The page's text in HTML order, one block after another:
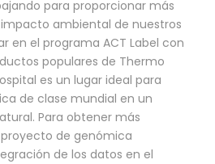
para proporcionar más
ambiental de nuestros
en el programa ACT Label con
populares de Thermo
es un lugar ideal para
de clase mundial en un
Para obtener más
de genómica
de los datos en el